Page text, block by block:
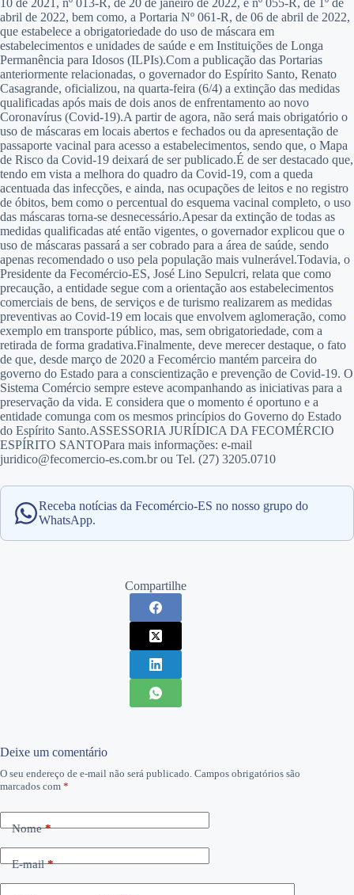
abril de 2022, bem como, a Portaria Nº 061-R, de 06 de abril de 2022,
que estabelece a obrigatoriedade do uso de máscara em
estabelecimentos e unidades de saúde e em Instituições de Longa
Permanência para Idosos (ILPIs).Com a publicação das Portarias
anteriormente relacionadas, o governador do Espírito Santo, Renato
Casagrande, oficializou, na quarta-feira (6/4) a extinção das medidas
qualificadas após mais de dois anos de enfrentamento ao novo
Coronavírus (Covid-19).A partir de agora, não será mais obrigatório o
uso de máscaras em locais abertos e fechados ou da apresentação de
passaporte vacinal para acesso a estabelecimentos, sendo que, o Mapa
de Risco da Covid-19 deixará de ser publicado.É de ser destacado que,
tendo em vista a melhora do quadro da Covid-19, com a queda
acentuada das infecções, e ainda, nas ocupações de leitos e no registro
de óbitos, bem como o percentual do esquema vacinal completo, o uso
das máscaras torna-se desnecessário.Apesar da extinção de todas as
medidas qualificadas até então vigentes, o governador explicou que o
uso de máscaras passará a ser cobrado para a área de saúde, sendo
apenas recomendado o uso pela população mais vulnerável.Todavia, o
Presidente da Fecomércio-ES, José Lino Sepulcri, relata que como
precaução, a entidade segue com a orientação aos estabelecimentos
comerciais de bens, de serviços e de turismo realizarem as medidas
preventivas ao Covid-19 em locais que envolvem aglomeração, como
exemplo em transporte público, mas, sem obrigatoriedade, com a
retirada de forma gradativa.Finalmente, deve merecer destaque, o fato
de que, desde março de 2020 a Fecomércio mantém parceira do
governo do Estado para a conscientização e prevenção de Covid-19. O
Sistema Comércio sempre esteve acompanhando as iniciativas para a
preservação da vida. E considera que o momento é oportuno e a
entidade comunga com os mesmos princípios do Governo do Estado
do Espírito Santo.ASSESSORIA JURÍDICA DA FECOMÉRCIO
ESPÍRITO SANTOPara mais informações: e-mail
juridico@fecomercio-es.com.br ou Tel. (27) 3205.0710
Receba notícias da Fecomércio-ES no nosso grupo do
WhatsApp.
Compartilhe
Deixe um comentário
O seu endereço de e-mail não será publicado. Campos obrigatórios são
marcados com *
Nome*
E-mail*